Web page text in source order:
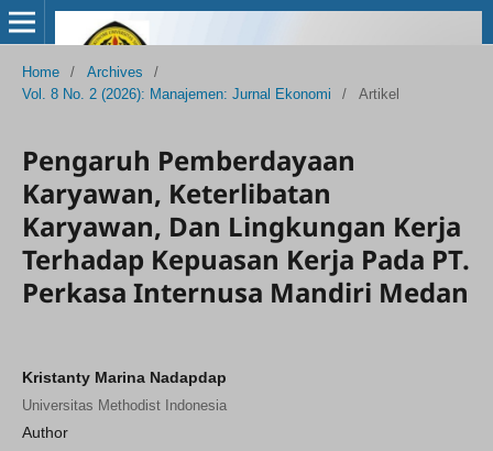
Home / Archives
/
Vol. 8 No. 2 (2026): Manajemen: Jurnal Ekonomi
/ Artikel
Pengaruh Pemberdayaan
Karyawan, Keterlibatan
Karyawan, Dan Lingkungan Kerja
Terhadap Kepuasan Kerja Pada PT.
Perkasa Internusa Mandiri Medan
Kristanty Marina Nadapdap
Universitas Methodist Indonesia
Author